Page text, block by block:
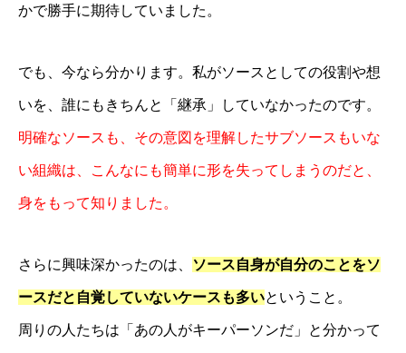
かで勝手に期待していました。
でも、今なら分かります。私がソースとしての役割や想
いを、誰にもきちんと「継承」していなかったのです。
明確なソースも、その意図を理解したサブソースもいな
い組織は、こんなにも簡単に形を失ってしまうのだと、
身をもって知りました。
さらに興味深かったのは、 ソース自身が自分のことをソ
ースだと自覚していないケースも多いということ。
周りの人たちは「あの人がキーパーソンだ」と分かって